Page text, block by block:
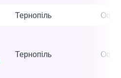
Тернопіль
Тернопіль